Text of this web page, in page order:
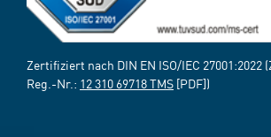
Zertifiziert nach DIN EN ISO/IEC 27001:2022
Reg.-Nr.: 12 310 69718 TMS [PDF])